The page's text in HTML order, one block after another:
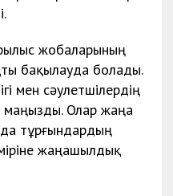
жобаларының
бақылауда болады.
мен сәулетшілердің
маңызды. Олар жаңа
тұрғындардың
жаңашылдық